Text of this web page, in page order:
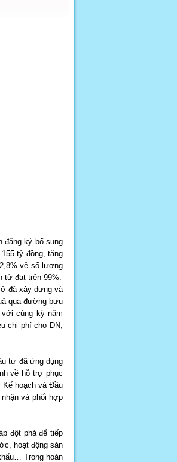
đăng ký bổ sung
tỷ đồng, tăng
về số lượng
tử đạt trên 99%.
đã xây dựng và
qua đường bưu
cùng kỳ năm
chi phí cho DN,
tư đã ứng dụng
về hỗ trợ phục
Kế hoạch và Đầu
và phối hợp
đột phá để tiếp
hoạt động sản
Trong hoàn